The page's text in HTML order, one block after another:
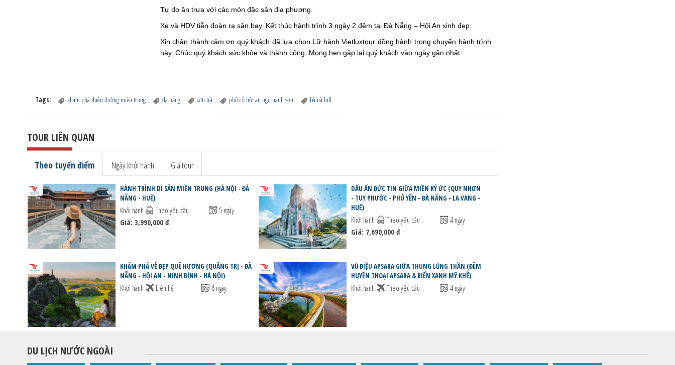
Tự do ăn trưa với các món đặc sản địa phương.
Xe và HDV tiễn đoàn ra sân bay. Kết thúc hành trình 3 ngày 2 đêm tại Đà Nẵng – Hội An xinh đẹp.
Xin chân thành cảm ơn quý khách đã lựa chọn Lữ hành Vietluxtour đồng hành trong chuyến hành trình
này. Chúc quý khách sức khỏe và thành công. Mong hẹn gặp lại quý khách vào ngày gần nhất.
Tags: khám phá thiên đường miền trung đà nẵng sơn trà phố cổ hội an ngũ hành sơn bà nà hill
TOUR LIÊN QUAN
Theo tuyến điểm Ngày khởi hành Giá tour
HÀNH TRÌNH DI SẢN MIỀN TRUNG (HÀ NỘI - ĐÀ
NẴNG - HUẾ)
Khởi hành Theo yêu cầu
5 ngày
Giá: 3,990,000 đ
DẤU ẤN ĐỨC TIN GIỮA MIỀN KÝ ỨC (QUY NHƠN
- TUY PHƯỚC - PHÚ YÊN - ĐÀ NẴNG - LA VANG -
HUẾ)
Khởi hành Theo yêu cầu
4 ngày
Giá: 7,690,000 đ
KHÁM PHÁ VẺ ĐẸP QUÊ HƯƠNG (QUẢNG TRỊ - ĐÀ
NẴNG - HỘI AN - NINH BÌNH - HÀ NỘI)
Khởi hành Liên hệ 6 ngày
VŨ ĐIỆU APSARA GIỮA THUNG LŨNG THẦN (ĐÊM
HUYỀN THOẠI APSARA & BIỂN XANH MỸ KHÊ)
Khởi hành Theo yêu cầu 4 ngày
DU LỊCH NƯỚC NGOÀI